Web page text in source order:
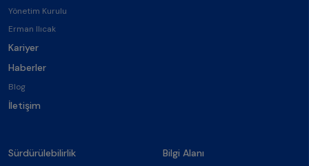
Yönetim Kurulu
Erman Ilıcak
Kariyer
Haberler
Blog
İletişim
Sürdürülebilirlik Bilgi Alanı